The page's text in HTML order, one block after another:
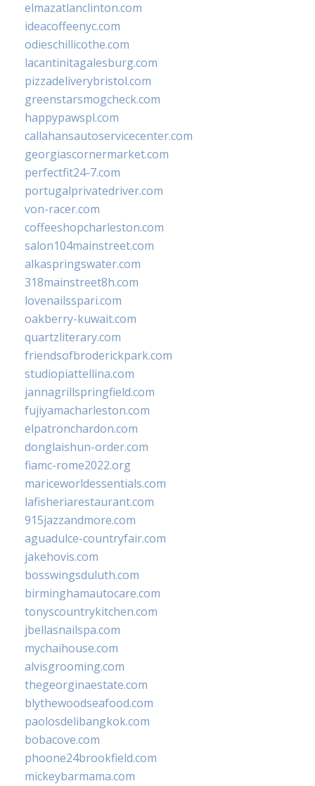
elmazatlanclinton.com
ideacoffeenyc.com
odieschillicothe.com
lacantinitagalesburg.com
pizzadeliverybristol.com
greenstarsmogcheck.com
happypawspl.com
callahansautoservicecenter.com
georgiascornermarket.com
perfectfit24-7.com
portugalprivatedriver.com
von-racer.com
coffeeshopcharleston.com
salon104mainstreet.com
alkaspringswater.com
318mainstreet8h.com
lovenailsspari.com
oakberry-kuwait.com
quartzliterary.com
friendsofbroderickpark.com
studiopiattellina.com
jannagrillspringfield.com
fujiyamacharleston.com
elpatronchardon.com
donglaishun-order.com
fiamc-rome2022.org
mariceworldessentials.com
lafisheriarestaurant.com
915jazzandmore.com
aguadulce-countryfair.com
jakehovis.com
bosswingsduluth.com
birminghamautocare.com
tonyscountrykitchen.com
jbellasnailspa.com
mychaihouse.com
alvisgrooming.com
thegeorginaestate.com
blythewoodseafood.com
paolosdelibangkok.com
bobacove.com
phoone24brookfield.com
mickeybarmama.com